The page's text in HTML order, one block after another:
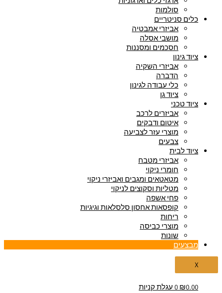
סולמות
כלים סניטריים
אביזרי אמבטיה
מושבי אסלה
חסכמים ומסננות
ציוד גינון
אביזרי השקיה
הדברה
כלי עבודה לגינון
ציוד גן
ציוד טכני
אביזרים לרכב
איטום ודבקים
מוצרי עזר לצביעה
צבעים
ציוד לבית
אביזרי מטבח
חומרי ניקוי
מטאטאים ומגבים ואביזרי ניקוי
מטליות וסקוצים לניקוי
פחי אשפה
קופסאות אחסון סלסלאות וגיגיות
ריחות
מוצרי כביסה
שונות
מבצעים
X
₪0.00
0 עגלת קניות